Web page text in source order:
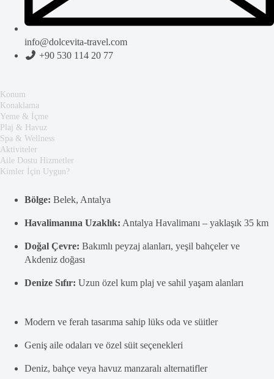
info@dolcevita-travel.com
+90 530 114 20 77
Konum
Konaklama
Yeme & İçme
Plaj & Havuz
Spa & Wellness
Aktiviteler
Aile Dostu Hizmetler
Kimler İçin Uygun?
Bölge: Belek, Antalya
Havalimanına Uzaklık: Antalya Havalimanı – yaklaşık 35 km
Doğal Çevre: Bakımlı peyzaj alanları, yeşil bahçeler ve
Akdeniz doğası
Denize Sıfır: Uzun özel kum plaj ve sahil yaşam alanları
Modern ve ferah tasarıma sahip lüks oda ve süitler
Geniş aile odaları ve özel süit seçenekleri
Deniz, bahçe veya havuz manzaralı alternatifler